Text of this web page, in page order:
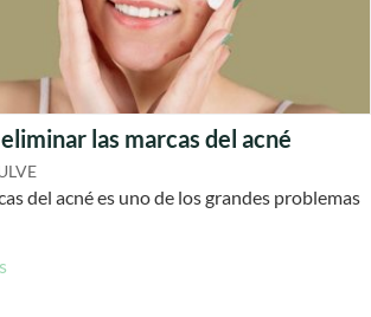
las marcas del acné
del acné es uno de los grandes problemas